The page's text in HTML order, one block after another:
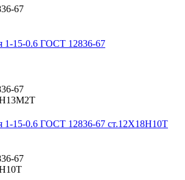
67
1-15-0.6 ГОСТ 12836-67
67
1-15-0.6 ГОСТ 12836-67 ст.12Х18Н10Т
67